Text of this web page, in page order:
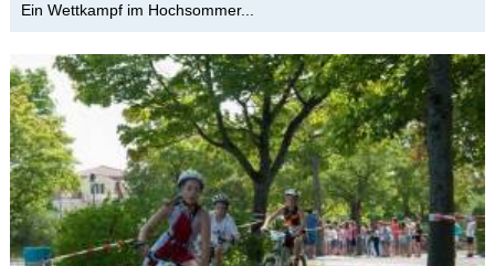
Ein Wettkampf im Hochsommer...